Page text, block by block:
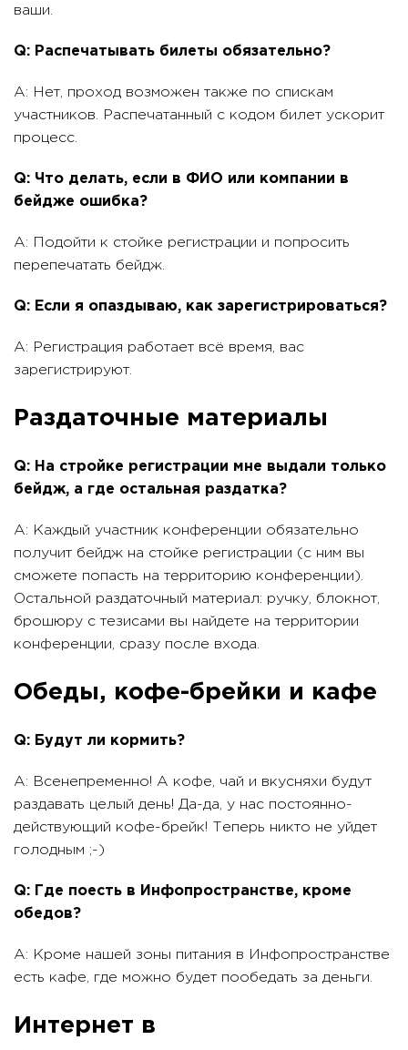
ваши.
Q: Распечатывать билеты обязательно?
A: Нет, проход возможен также по спискам
участников. Распечатанный с кодом билет ускорит
процесс.
Q: Что делать, если в ФИО или компании в
бейдже ошибка?
A: Подойти к стойке регистрации и попросить
перепечатать бейдж.
Q: Если я опаздываю, как зарегистрироваться?
A: Регистрация работает всё время, вас
зарегистрируют.
Раздаточные материалы
Q: На стройке регистрации мне выдали только
бейдж, а где остальная раздатка?
A: Каждый участник конференции обязательно
получит бейдж на стойке регистрации (с ним вы
сможете попасть на территорию конференции).
Остальной раздаточный материал: ручку, блокнот,
брошюру с тезисами вы найдете на территории
конференции, сразу после входа.
Обеды, кофе-брейки и кафе
Q: Будут ли кормить?
A: Всенепременно! А кофе, чай и вкусняхи будут
раздавать целый день! Да-да, у нас постоянно-
действующий кофе-брейк! Теперь никто не уйдет
голодным ;-)
Q: Где поесть в Инфопространстве, кроме
обедов?
A: Кроме нашей зоны питания в Инфопространстве
есть кафе, где можно будет пообедать за деньги.
Интернет в